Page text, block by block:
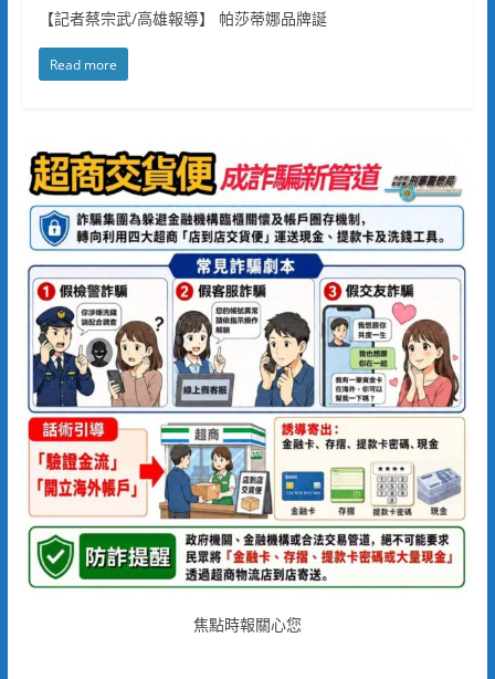
【記者蔡宗武/高雄報導】 帕莎蒂娜品牌誕
Read more
焦點時報關心您